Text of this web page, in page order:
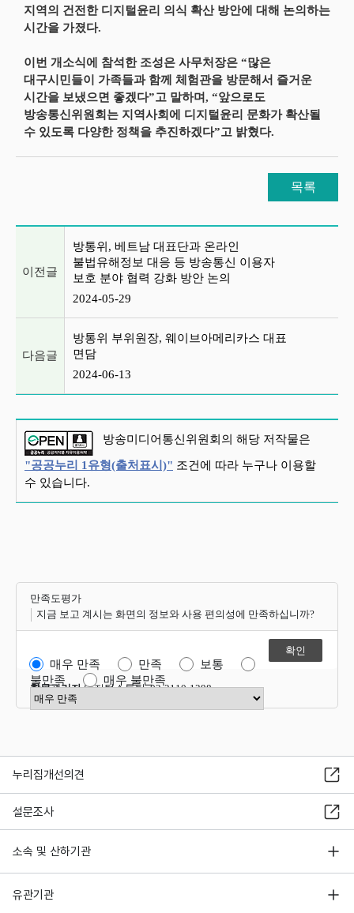
지역의 건전한 디지털윤리 의식 확산 방안에 대해 논의하는
시간을 가졌다.
이번 개소식에 참석한 조성은 사무처장은 “많은
대구시민들이 가족들과 함께 체험관을 방문해서 즐거운
시간을 보냈으면 좋겠다”고 말하며, “앞으로도
방송통신위원회는 지역사회에 디지털윤리 문화가 확산될
수 있도록 다양한 정책을 추진하겠다”고 밝혔다.
목록
이전글
방통위, 베트남 대표단과 온라인
불법유해정보 대응 등 방송통신 이용자
보호 분야 협력 강화 방안 논의
2024-05-29
다음글
방통위 부위원장, 웨이브아메리카스 대표
면담
2024-06-13
방송미디어통신위원회의 해당 저작물은
"공공누리 1유형(출처표시)" 조건에 따라 누구나 이용할
수 있습니다.
만족도평가
지금 보고 계시는 화면의 정보와 사용 편의성에 만족하십니까?
매우 만족 만족
보통
불만족
매우 불만족
만족도 점수 선택
항목관리자디지털소통팀 02-2110-1398
누리집개선의견
설문조사
소속 및 산하기관
유관기관